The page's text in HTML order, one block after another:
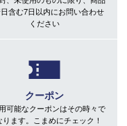
含む7日以内にお問い合わせ
ください
クーポン
可能なクーポンはその時々で
ります。こまめにチェック！